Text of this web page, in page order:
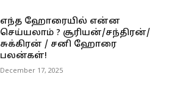
எந்த ஹோரையில் என்ன
செய்யலாம் ? சூரியன்/சந்திரன்/
சுக்கிரன் / சனி ஹோரை
பலன்கள்!
December 17, 2025